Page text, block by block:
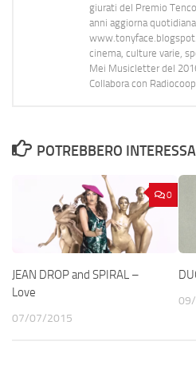
giurati del Premio
anni aggiorna
cinema, culture varie,
Mei Musicletter del
Collabora con
POTREBBERO
0
JEAN DROP and SPIRAL –
Love
07/07/2015